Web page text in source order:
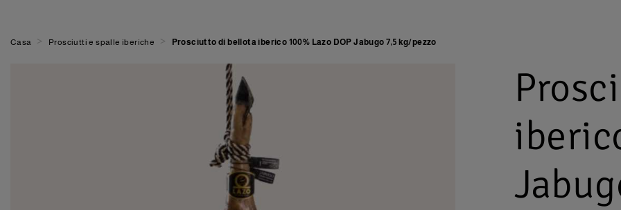
Casa > Prosciutti e spalle iberiche > Prosciutto di bellota iberico 100% Lazo DOP Jabugo 7,5 kg/pezzo